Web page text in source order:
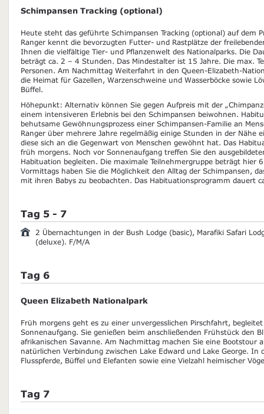
Schimpansen Tracking (optional)
Heute steht das geführte Schimpansen Tracking (optional) auf dem
Ranger kennt die bevorzugten Futter- und Rastplätze der
Ihnen die vielfältige Tier- und Pflanzenwelt des Nationalparks. Die
beträgt ca. 2 – 4 Stunden. Das Mindestalter ist 15 Jahre. Die max.
Personen. Am Nachmittag Weiterfahrt in den Queen-Elizabeth-
die Heimat für Gazellen, Warzenschweine und Wasserböcke sowie
Büffel.
Höhepunkt: Alternativ können Sie gegen Aufpreis mit der
einem intensiveren Erlebnis bei den Schimpansen beiwohnen.
behutsame Gewöhnungsprozess einer Schimpansen-Familie an
Ranger über mehrere Jahre regelmäßig einige Stunden in der Nähe
diese sich an die Gegenwart von Menschen gewöhnt hat. Das
früh morgens. Noch vor Sonnenaufgang treffen Sie den
Habituation begleiten. Die maximale Teilnehmergruppe beträgt hier
Vormittags haben Sie die Möglichkeit den Alltag der Schimpansen,
mit ihren Babys zu beobachten. Das Habituationsprogramm dauert
Tag 5 - 7
2 Übernachtungen in der Bush Lodge (basic), Marafiki Safari
(deluxe). F/M/A
Tag 6
Queen Elizabeth Nationalpark
Früh morgens geht es zu einer unvergesslichen Pirschfahrt,
Sonnenaufgang. Sie genießen beim anschließenden Frühstück den
afrikanischen Savanne. Am Nachmittag machen Sie eine Bootstour
natürlichen Verbindung zwischen Lake Edward und Lake George. In
Flusspferde, Büffel und Elefanten sowie eine Vielzahl heimischer
Tag 7